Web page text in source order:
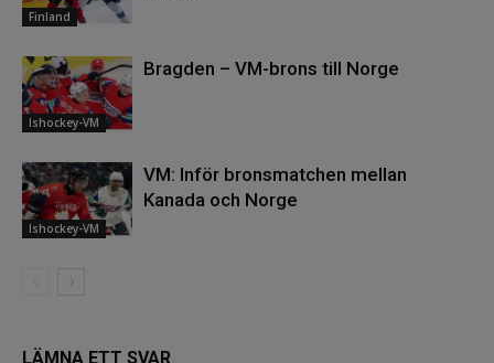
Finland
Ishockey-VM
Bragden – VM-brons till Norge
Ishockey-VM
VM: Inför bronsmatchen mellan
Kanada och Norge
LÄMNA ETT SVAR